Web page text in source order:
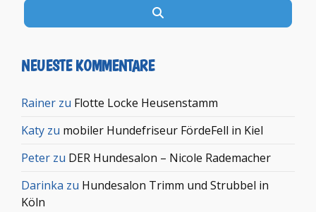
NEUESTE KOMMENTARE
Rainer zu Flotte Locke Heusenstamm
Katy zu mobiler Hundefriseur FördeFell in Kiel
Peter zu DER Hundesalon – Nicole Rademacher
Darinka zu Hundesalon Trimm und Strubbel in
Köln